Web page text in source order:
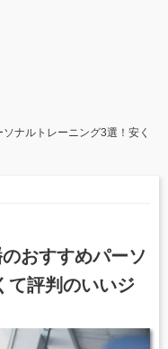
ナルトレーニング3選！安く
おすすめパーソ
て評判のいいジ